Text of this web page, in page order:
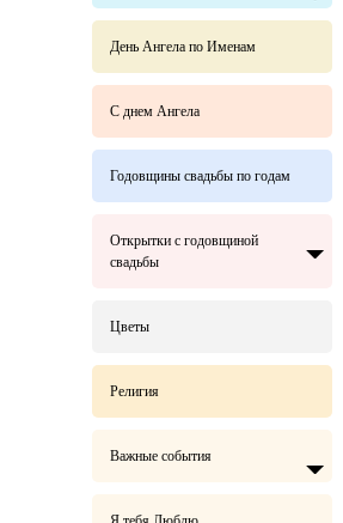
День Ангела по Именам
С днем Ангела
Годовщины свадьбы по годам
Открытки с годовщиной
свадьбы
Цветы
Религия
Важные события